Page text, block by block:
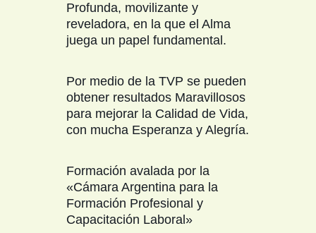
Profunda, movilizante y
reveladora, en la que el Alma
juega un papel fundamental.
Por medio de la TVP se pueden
obtener resultados Maravillosos
para mejorar la Calidad de Vida,
con mucha Esperanza y Alegría.
Formación avalada por la
«Cámara Argentina para la
Formación Profesional y
Capacitación Laboral»